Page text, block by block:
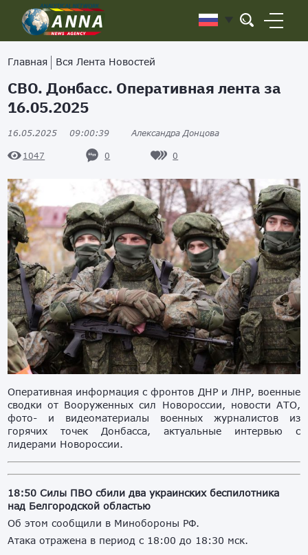
Главная Вся Лента Новостей
СВО. Донбасс. Оперативная лента за
16.05.2025
16.05.2025 09:00:39 Александра Донцова
1047 0 0
Оперативная информация с фронтов ДНР и ЛНР, военные
сводки от Вооруженных сил Новороссии, новости АТО,
фото- и видеоматериалы военных журналистов из
горячих точек Донбасса, актуальные интервью с
лидерами Новороссии.
18:50 Силы ПВО сбили два украинских беспилотника
над Белгородской областью
Об этом сообщили в Минобороны РФ.
Атака отражена в период с 18:00 до 18:30 мск.